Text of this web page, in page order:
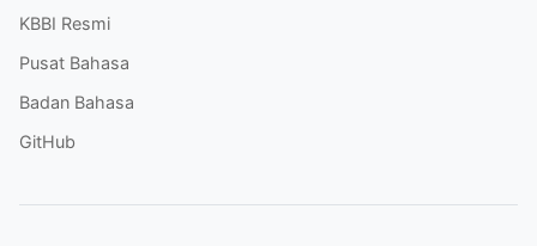
KBBI Resmi
Pusat Bahasa
Badan Bahasa
GitHub